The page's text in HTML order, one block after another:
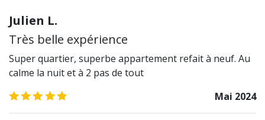
Julien L.
Très belle expérience
Super quartier, superbe appartement refait à neuf. Au
calme la nuit et à 2 pas de tout
Mai 2024